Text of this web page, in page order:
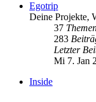
Egotrip
Deine Projekte,
37
283
Letzter
Mi 7. Jan
Inside